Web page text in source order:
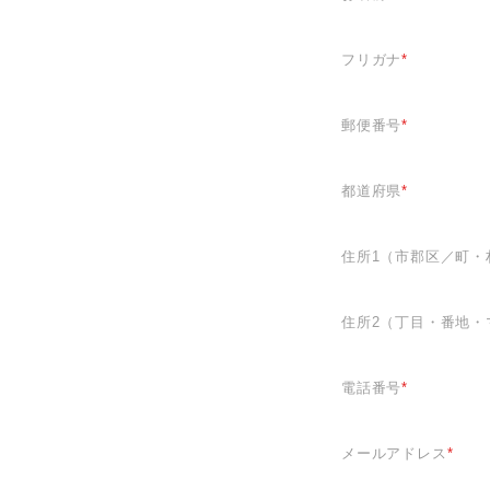
フリガナ*
郵便番号*
都道府県*
住所1（市郡区／町・
住所2（丁目・番地
電話番号*
メールアドレス *